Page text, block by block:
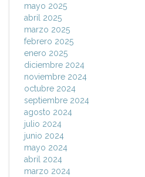
mayo 2025
abril 2025
marzo 2025
febrero 2025
enero 2025
diciembre 2024
noviembre 2024
octubre 2024
septiembre 2024
agosto 2024
julio 2024
junio 2024
mayo 2024
abril 2024
marzo 2024